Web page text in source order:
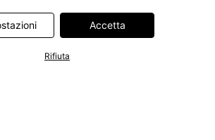
Limited, Microsoft Ireland Operations
Europe Limited, RTB-House GmbH, TikTok
da parte di questi partner sono disponibili
Accetta
Rifiuta